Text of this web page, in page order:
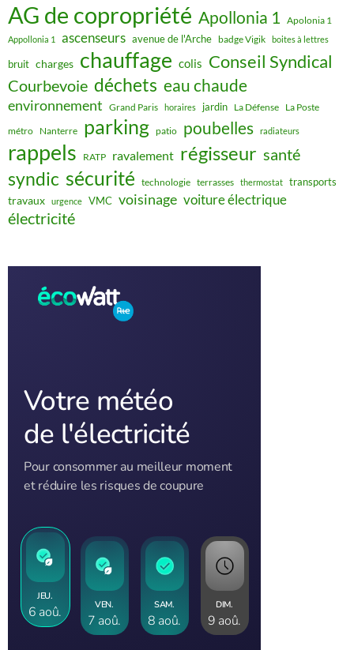
AG de copropriété Apollonia 1 Apolonia 1
Appollonia 1 ascenseurs avenue de l'Arche badge Vigik boites à lettres
bruit charges chauffage colis Conseil Syndical
Courbevoie déchets eau chaude
environnement Grand Paris horaires jardin La Défense La Poste
métro Nanterre parking patio poubelles radiateurs
rappels RATP ravalement régisseur santé
syndic sécurité technologie terrasses thermostat transports
travaux urgence VMC voisinage voiture électrique
électricité